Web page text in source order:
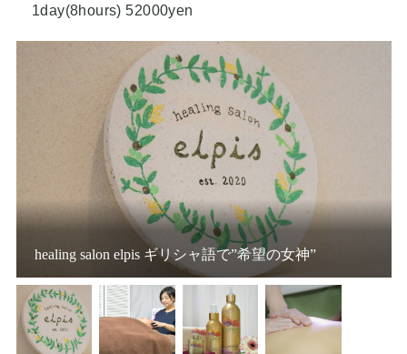
1day(8hours) 52000yen
healing salon elpis ギリシャ語で”希望の女神”